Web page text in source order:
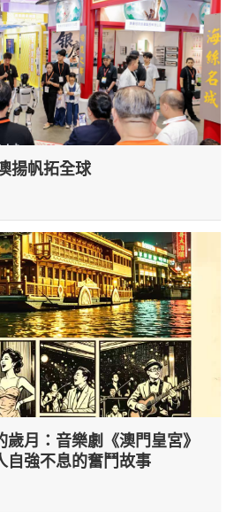
揚帆拓全球
月：音樂劇《澳門皇宮》
自強不息的奮鬥故事